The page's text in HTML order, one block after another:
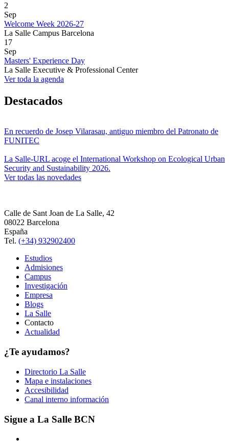
2
Sep
Welcome Week 2026-27
La Salle Campus Barcelona
17
Sep
Masters' Experience Day
La Salle Executive & Professional Center
Ver toda la agenda
Destacados
En recuerdo de Josep Vilarasau, antiguo miembro del Patronato de
FUNITEC
La Salle-URL acoge el International Workshop on Ecological Urban
Security and Sustainability 2026.
Ver todas las novedades
Calle de Sant Joan de La Salle, 42
08022 Barcelona
España
Tel. (+34) 932902400
Estudios
Admisiones
Campus
Investigación
Empresa
Blogs
La Salle
Contacto
Actualidad
¿Te ayudamos?
Directorio La Salle
Mapa e instalaciones
Accesibilidad
Canal interno información
Sigue a La Salle BCN